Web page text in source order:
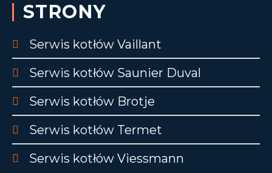
STRONY
Serwis kotłów Vaillant
Serwis kotłów Saunier Duval
Serwis kotłów Brotje
Serwis kotłów Termet
Serwis kotłów Viessmann